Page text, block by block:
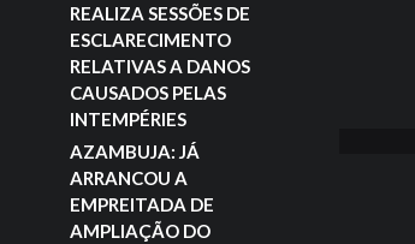
REALIZA SESSÕES DE
ESCLARECIMENTO
RELATIVAS A DANOS
CAUSADOS PELAS
INTEMPÉRIES
AZAMBUJA: JÁ
ARRANCOU A
EMPREITADA DE
AMPLIAÇÃO DO